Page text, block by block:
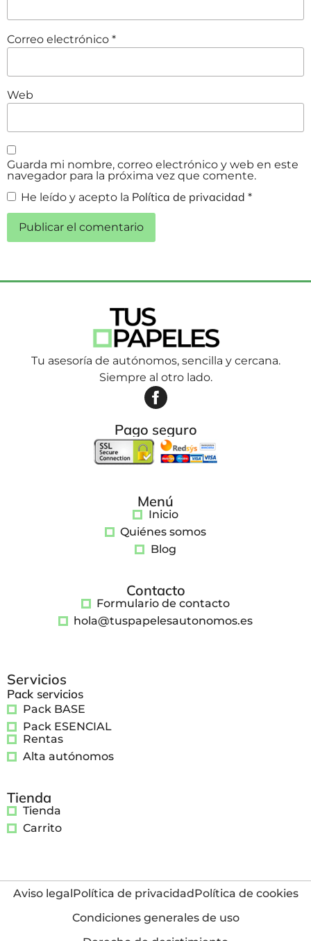
Correo electrónico *
Web
Guarda mi nombre, correo electrónico y web en este
navegador para la próxima vez que comente.
He leído y acepto la Política de privacidad *
Tu asesoría de autónomos, sencilla y cercana.
Siempre al otro lado.
Pago seguro
Menú
Inicio
Quiénes somos
Blog
Contacto
Formulario de contacto
hola@tuspapelesautonomos.es
Servicios
Pack servicios
Pack BASE
Pack ESENCIAL
Rentas
Alta autónomos
Tienda
Tienda
Carrito
Aviso legalPolítica de privacidadPolítica de cookies
Condiciones generales de uso